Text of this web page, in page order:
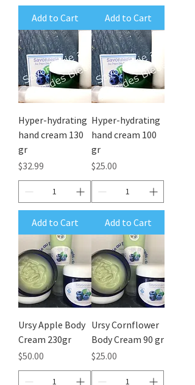
Add to Cart Add to Cart
Hyper-hydrating
hand cream 130
gr
Price
$32.99
Add to Cart
Hyper-hydrating
hand cream 100
gr
Price
$25.00
Add to Cart
Ursy Apple Body
Cream 230gr
Price
$50.00
Ursy Cornflower
Body Cream 90 gr
Price
$25.00